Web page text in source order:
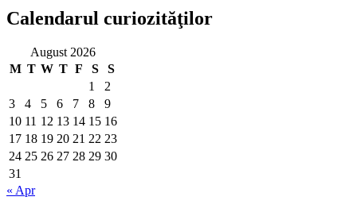
Calendarul curiozităţilor
August 2026
M T W T F S
S
1
2
3
4 5 6 7 8
9
10 11 12 13 14 15 16
17 18 19 20 21 22 23
24 25 26 27 28 29 30
31
« Apr